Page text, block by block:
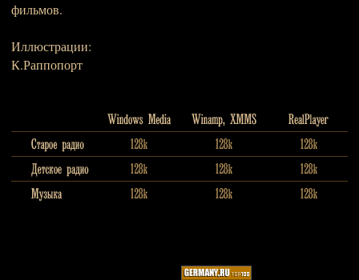
фильмов.
Иллюстрации:
К.Раппопорт